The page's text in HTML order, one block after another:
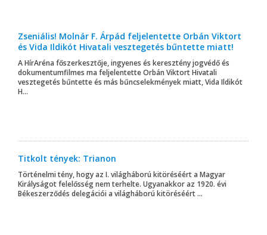
Zseniális! Molnár F. Árpád feljelentette Orbán Viktort
és Vida Ildikót Hivatali vesztegetés bűntette miatt!
A HírAréna főszerkesztője, ingyenes és keresztény jogvédő és
dokumentumfilmes ma feljelentette Orbán Viktort Hivatali
vesztegetés bűntette és más bűncselekmények miatt, Vida Ildikót
H...
Titkolt tények: Trianon
Történelmi tény, hogy az I. világháború kitöréséért a Magyar
Királyságot felelősség nem terhelte. Ugyanakkor az 1920. évi
Békeszerződés delegációi a világháború kitöréséért ...